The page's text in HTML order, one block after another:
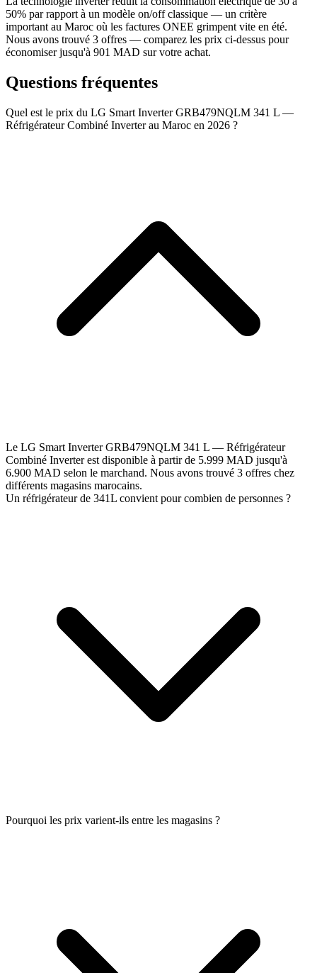
50% par rapport à un modèle on/off classique — un critère
important au Maroc où les factures ONEE grimpent vite en été.
Nous avons trouvé 3 offres — comparez les prix ci-dessus pour
économiser jusqu'à 901 MAD sur votre achat.
Questions fréquentes
Quel est le prix du LG Smart Inverter GRB479NQLM 341 L —
Réfrigérateur Combiné Inverter au Maroc en 2026 ?
Le LG Smart Inverter GRB479NQLM 341 L — Réfrigérateur
Combiné Inverter est disponible à partir de 5.999 MAD jusqu'à
6.900 MAD selon le marchand. Nous avons trouvé 3 offres chez
différents magasins marocains.
Un réfrigérateur de 341L convient pour combien de personnes ?
Pourquoi les prix varient-ils entre les magasins ?